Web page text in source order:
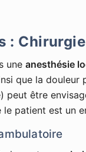
:
une anesthésie
que la douleur
peut être
patient est un